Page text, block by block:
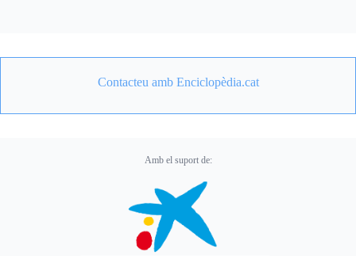
Contacteu amb Enciclopèdia.cat
Amb el suport de: